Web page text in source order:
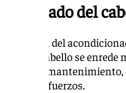
el cuidado del
del
que el cabello se enrede
y poco
esfuerzos.